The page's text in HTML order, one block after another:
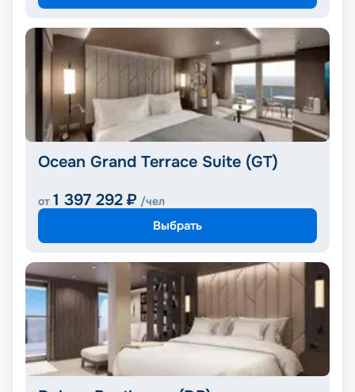
Ocean Grand Terrace Suite (GT)
от 1 397 292 ₽ /чел
Выбрать